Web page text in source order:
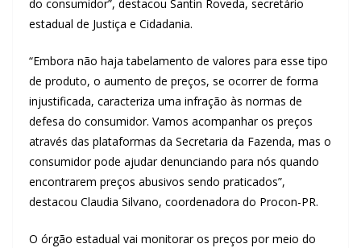
do consumidor”, destacou Santin Roveda, secretário
estadual de Justiça e Cidadania.
“Embora não haja tabelamento de valores para esse tipo
de produto, o aumento de preços, se ocorrer de forma
injustificada, caracteriza uma infração às normas de
defesa do consumidor. Vamos acompanhar os preços
através das plataformas da Secretaria da Fazenda, mas o
consumidor pode ajudar denunciando para nós quando
encontrarem preços abusivos sendo praticados”,
destacou Claudia Silvano, coordenadora do Procon-PR.
O órgão estadual vai monitorar os preços por meio do